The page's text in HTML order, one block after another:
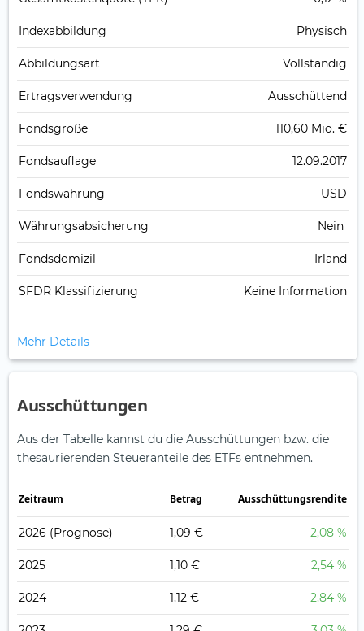
Index­abbildung Physisch
Abbildungs­art Vollständig
Ertrags­verwendung Ausschüttend
Fonds­größe 110,60 Mio. €
Fonds­auflage 12.09.2017
Fonds­währung USD
Währungsabsicherung Nein
Fondsdomizil Irland
SFDR Klassifizierung Keine Information
Mehr Details
Ausschüttungen
Aus der Tabelle kannst du die Ausschüttungen bzw. die
thesaurierenden Steueranteile des ETFs entnehmen.
Zeitraum Betrag Ausschüttungsrendite
2026 (Prognose) 1,09 € 2,08 %
2025 1,10 € 2,54 %
2024 1,12 € 2,84 %